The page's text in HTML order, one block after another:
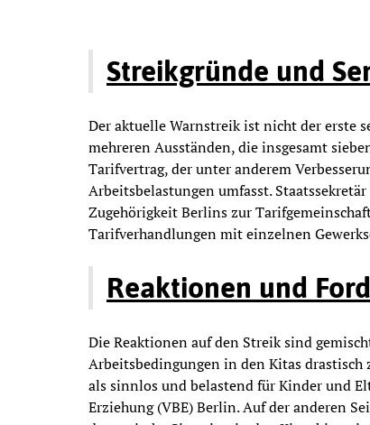
Streikgründe und
Der aktuelle Warnstreik ist nicht der erste
mehreren Ausständen, die insgesamt
Tarifvertrag, der unter anderem
Arbeitsbelastungen umfasst.
Zugehörigkeit Berlins zur
Tarifverhandlungen mit einzelnen
Reaktionen und
Die Reaktionen auf den Streik sind
Arbeitsbedingungen in den Kitas
als sinnlos und belastend für Kinder und
Erziehung (VBE) Berlin. Auf der anderen